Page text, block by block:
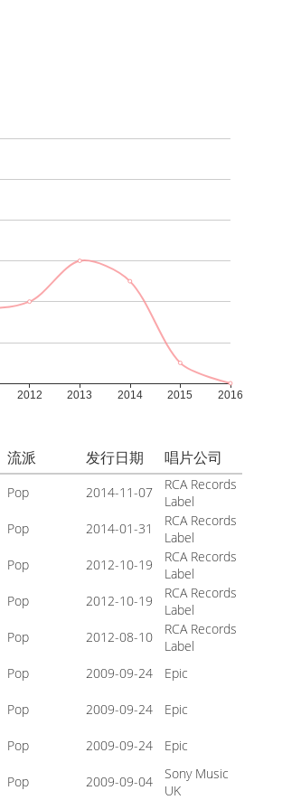
流派 发行日期 唱片公司
Pop 2014-11-07
RCA Records
Label
Pop 2014-01-31
RCA Records
Label
Pop 2012-10-19
RCA Records
Label
Pop 2012-10-19
RCA Records
Label
Pop 2012-08-10
RCA Records
Label
Pop 2009-09-24
Epic
Pop 2009-09-24 Epic
Pop 2009-09-24 Epic
Pop 2009-09-04
Sony Music
UK